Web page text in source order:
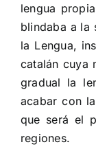
lengua
blindaba a la
la Lengua,
catalán cuya
gradual la
acabar con
que será el
regiones.